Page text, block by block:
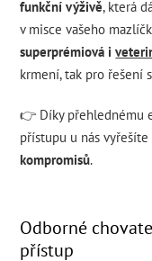
funkční výživě, která
v misce vašeho
superprémiová i
krmení, tak pro řešení
👉 Díky přehlednému
přístupu u nás
kompromisů.
Odborné
přístup